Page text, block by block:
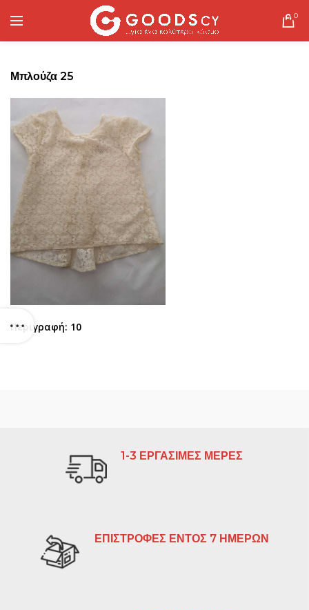
0
Μπλούζα 25
Περιγραφή: 10
1-3 ΕΡΓΑΣΙΜΕΣ ΜΕΡΕΣ
ΕΠΙΣΤΡΟΦΕΣ ΕΝΤΟΣ 7 ΗΜΕΡΩΝ